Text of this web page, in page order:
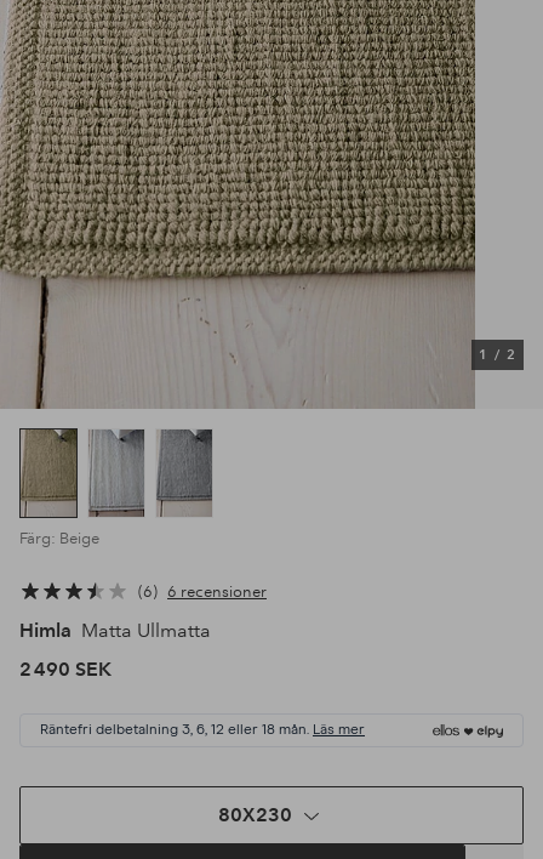
1 / 2
Färg: Beige
6 6 recensioner
Himla Matta Ullmatta
2 490 SEK
Räntefri delbetalning 3, 6, 12 eller 18 mån. Läs mer
80X230